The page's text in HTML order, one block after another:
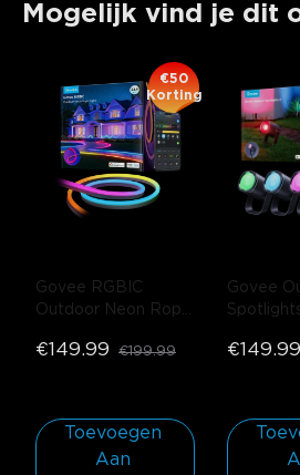
Mogelijk vind je dit
Govee RGBIC
Outdoor Neon Rope
€50
Korting
€149.99 €199.99
Toevoegen
Aan
Govee
€149.99